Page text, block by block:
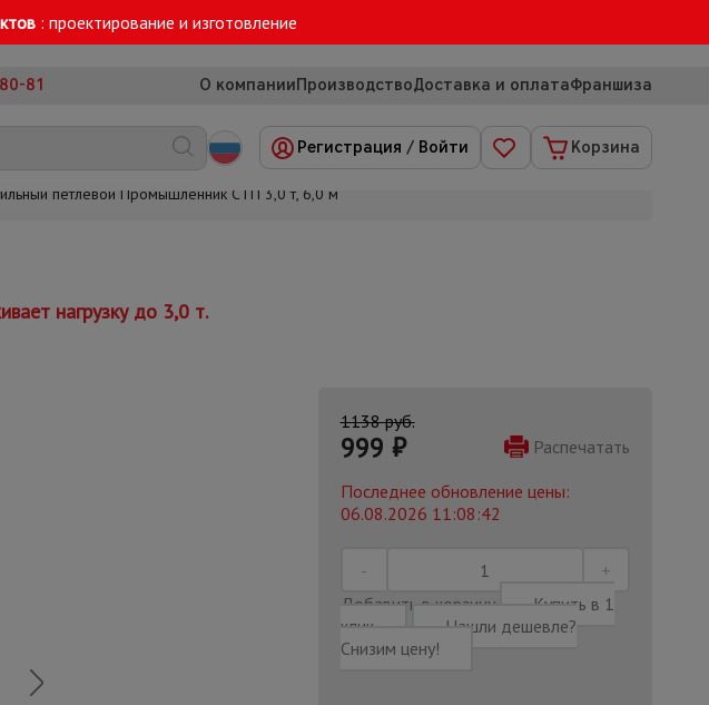
: проектирование и изготовление
81 О компанииПроизводствоДоставка и оплатаФраншиза
Регистрация / Войти Корзина
петлевой Промышленник СТП 3,0 т, 6,0 м
нагрузку до 3,0 т.
1138 руб.
999 ₽
Распечатать
Последнее обновление цены:
06.08.2026 11:08:42
Добавить в корзину
Купить в 1
клик
Нашли дешевле?
Снизим цену!